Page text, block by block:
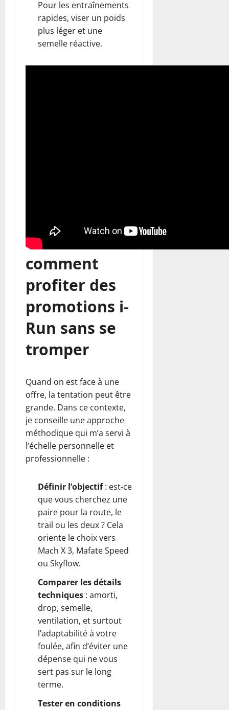
Pour les entraînements
rapides, viser un poids
plus léger et une
semelle réactive.
comment
profiter des
promotions i-
Run sans se
tromper
Quand on est face à une
offre, la tentation peut être
grande. Dans ce contexte,
je conseille une approche
méthodique qui m’a servi à
l’échelle personnelle et
professionnelle :
Définir l’objectif: est-ce
que vous cherchez une
paire pour la route, le
trail ou les deux ? Cela
oriente le choix vers
Mach X 3, Mafate Speed
ou Skyflow.
Comparer les détails
techniques : amorti,
drop, semelle,
ventilation, et surtout
l’adaptabilité à votre
foulée, afin d’éviter une
dépense qui ne vous
sert pas sur le long
terme.
Tester en conditions